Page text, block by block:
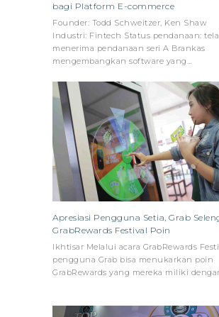
bagi Platform E-commerce
Founder: Todd Schweitzer, Ken Shaw
Industri: Fintech Status pendanaan:
menerima pendanaan seri A Brankas
mengembangkan software yang…
Apresiasi Pengguna Setia, Grab
GrabRewards Festival Poin
Ikhtisar Melalui acara GrabRewards
pengguna Grab bisa menukarkan poin
GrabRewards yang mereka miliki